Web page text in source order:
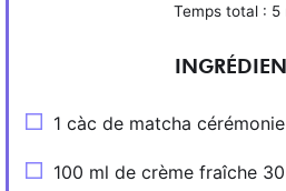
Temps total : 5
1 càc de matcha cérémonie
100 ml de crème fraîche 30